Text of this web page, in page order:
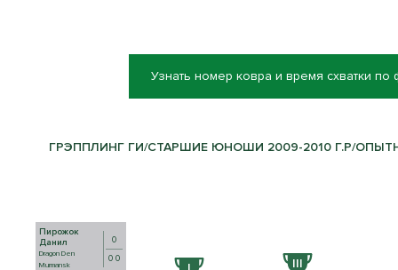
Узнать номер ковра и время схватки по
ГРЭППЛИНГ ГИ/СТАРШИЕ ЮНОШИ 2009-2010 Г.Р/
Пирожок
Данил
Dragon Den
Murmansk
0
0 0